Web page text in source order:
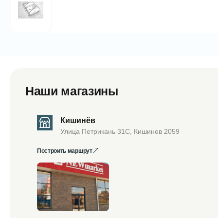
Наши магазины
Кишинёв
Улица Петрикань 31С, Кишинев 2059
Построить маршрут